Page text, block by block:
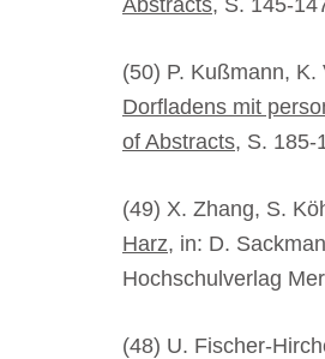
Abstracts, S. 145-
(50) P. Kußmann, K.
Dorfladens mit
of Abstracts, S. 185-
(49) X. Zhang, S.
Harz, in: D.
Hochschulverlag
(48) U. Fischer-